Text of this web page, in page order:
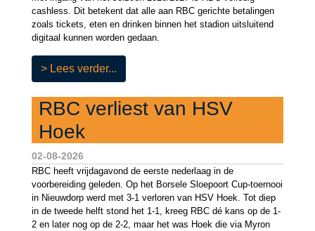
cashless. Dit betekent dat alle aan RBC gerichte betalingen
zoals tickets, eten en drinken binnen het stadion uitsluitend
digitaal kunnen worden gedaan.
> Lees verder...
RBC verliest van HSV
Hoek
02-08-2026
RBC heeft vrijdagavond de eerste nederlaag in de
voorbereiding geleden. Op het Borsele Sloepoort Cup-toernooi
in Nieuwdorp werd met 3-1 verloren van HSV Hoek. Tot diep
in de tweede helft stond het 1-1, kreeg RBC dé kans op de 1-
2 en later nog op de 2-2, maar het was Hoek die via Myron